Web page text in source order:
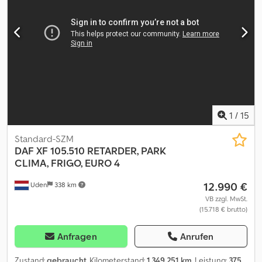
- Radio/CD-Spieler Dedpfx Aozriicoiujkr - Schlafkabine -
Sonnenschutzklappe - Wegfahrsperre = Weitere Informationen =
Reifenmaß: 315/70 R22,5 Vorderachse: Gelenkt; Federung:
1 / 15
Uden 338 km
Standard-SZM
DAF XF 105.510 RETARDER, PARK
CLIMA, FRIGO, EURO 4
12.990 €
VB zzgl. MwSt.
(15.718 € brutto)
Anfragen Anrufen